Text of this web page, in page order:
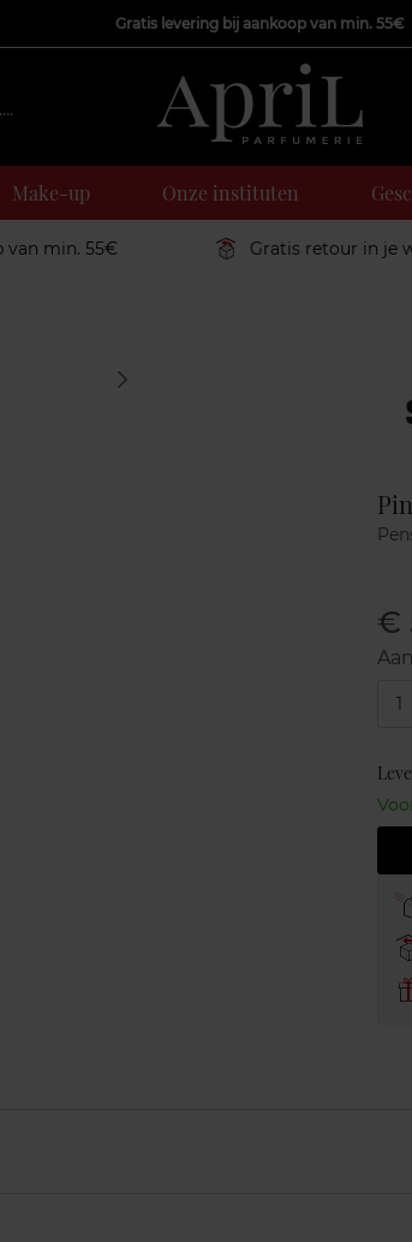
Gratis levering bij aankoop van min. 55€
Make-up Onze instituten
van min. 55€ Gratis retour in je
€
1